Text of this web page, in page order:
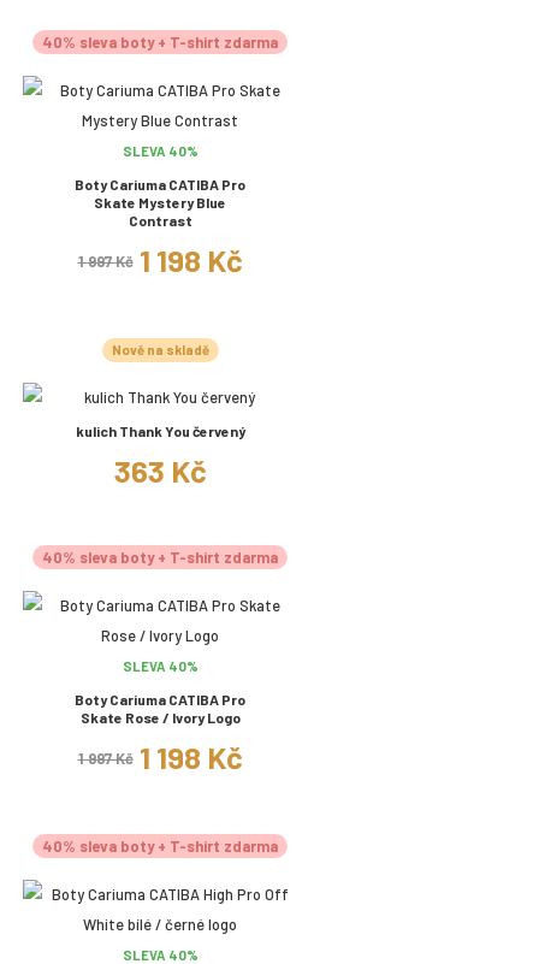
40% sleva boty + T-shirt zdarma
SLEVA 40%
Boty Cariuma CATIBA Pro
Skate Mystery Blue
Contrast
1 997 Kč 1 198 Kč
Nově na skladě
kulich Thank You červený
363 Kč
40% sleva boty + T-shirt zdarma
SLEVA 40%
Boty Cariuma CATIBA Pro
Skate Rose / Ivory Logo
1 997 Kč 1 198 Kč
40% sleva boty + T-shirt zdarma
SLEVA 40%